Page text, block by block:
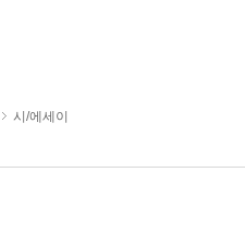
시/에세이